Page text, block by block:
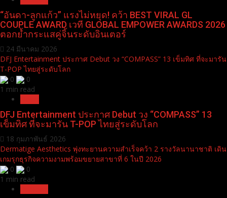
“อันดา-ลูกแก้ว” แรงไม่หยุด! คว้า BEST VIRAL GL
COUPLE AWARD เวที GLOBAL EMPOWER AWARDS 2026
ตอกย้ำกระแสคู่จิ้นระดับอินเตอร์
24 มีนาคม 2026
DFJ Entertainment ประกาศ Debut วง “COMPASS” 13 เข็มทิศ ที่จะมารัน
T-POP ไทยสู่ระดับโลก
0
0
1 min read
DFJ Entertainment ประกาศ Debut วง “COMPASS” 13
เข็มทิศ ที่จะมารัน T-POP ไทยสู่ระดับโลก
18 กุมภาพันธ์ 2026
Dermatige Aesthetics พุ่งทะยานความสำเร็จคว้า 2 รางวัลนานาชาติ เดิน
เกมรุกธุรกิจความงามพร้อมขยายสาขาที่ 6 ในปี 2026
0
0
1 min read